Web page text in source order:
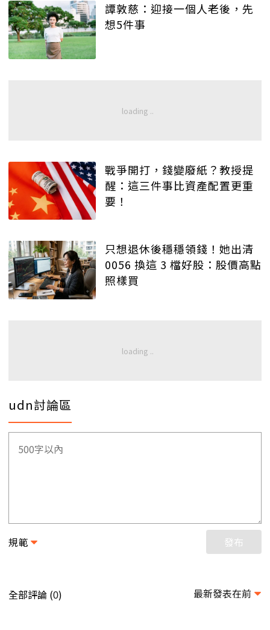
譚敦慈：迎接一個人老後，先
想5件事
戰爭開打，錢變廢紙？教授提
醒：這三件事比資產配置更重
要！
只想退休後穩穩領錢！她出清
0056 換這 3 檔好股：股價高點
照樣買
udn討論區
規範 發布
全部評論 (0) 最新發表在前